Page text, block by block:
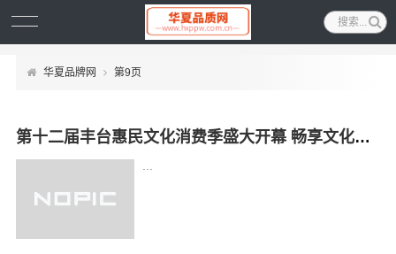
华夏品牌网 第9页
第十二届丰台惠民文化消费季盛大开幕 畅享文化消费“新盛惠”